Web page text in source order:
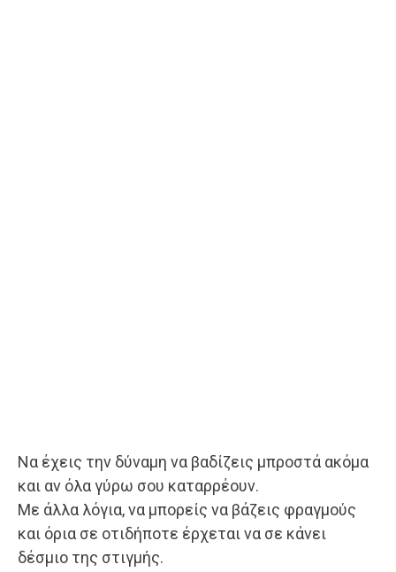
Να έχεις την δύναμη να βαδίζεις μπροστά ακόμα
και αν όλα γύρω σου καταρρέουν.
Με άλλα λόγια, να μπορείς να βάζεις φραγμούς
και όρια σε οτιδήποτε έρχεται να σε κάνει
δέσμιο της στιγμής.